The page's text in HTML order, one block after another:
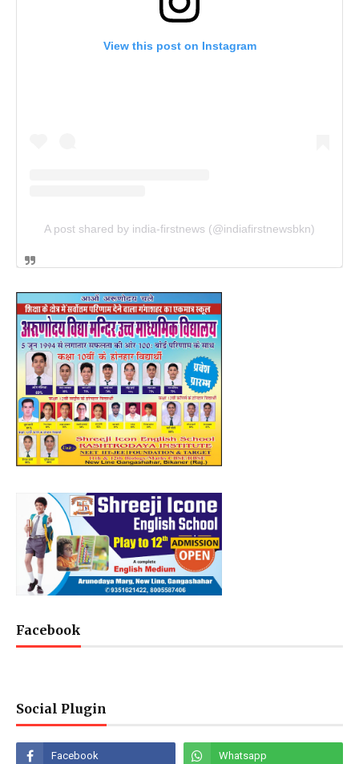
View this post on Instagram
A post shared by india-firstnews (@indiafirstnewsbkn)
Facebook
Social Plugin